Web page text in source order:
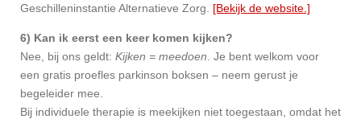
Geschilleninstantie Alternatieve Zorg. [Bekijk de website.]
6) Kan ik eerst een keer komen kijken?
Nee, bij ons geldt: Kijken = meedoen . Je bent welkom voor
een gratis proefles parkinson boksen – neem gerust je
begeleider mee.
Bij individuele therapie is meekijken niet toegestaan, omdat het